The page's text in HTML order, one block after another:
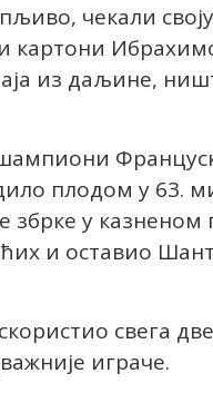
чекали
картони
из даљине,
плодом у 63.
у казненом
и оставио
свега
играче.